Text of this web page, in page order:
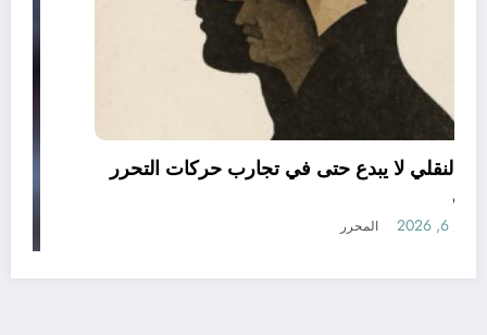
العقل النقلي لا يبدع حتى في تجارب حركات التحرر
أغسطس 6, 2026